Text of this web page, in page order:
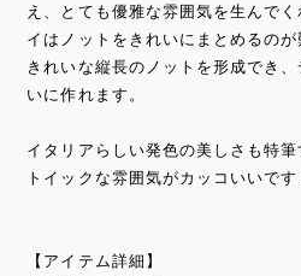
え、とても優雅な雰囲気を生んで
イはノットをきれいにまとめるの
きれいな縦長のノットを形成でき
いに作れます。
イタリアらしい発色の美しさも特
トイックな雰囲気がカッコいいです
【アイテム詳細】